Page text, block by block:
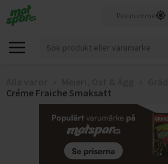
Créme Fraiche Smaksatt